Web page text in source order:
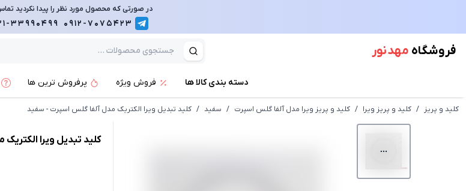
در صورتی که محصول مورد نظر را پیدا نکردید
0912-7075423
33990499
فروشگاه مهد نور
دسته بندی کالا ها فروش ویژه پرفروش ترین ها
کلید و پریز / کلید و پریز ویرا / کلید و پریز ویرا مدل آلفا گلس اسپرت / سفید / کلید تبدیل ویرا الکتریک مدل آلفا گلس اسپرت - سفید
کلید تبدیل ویرا